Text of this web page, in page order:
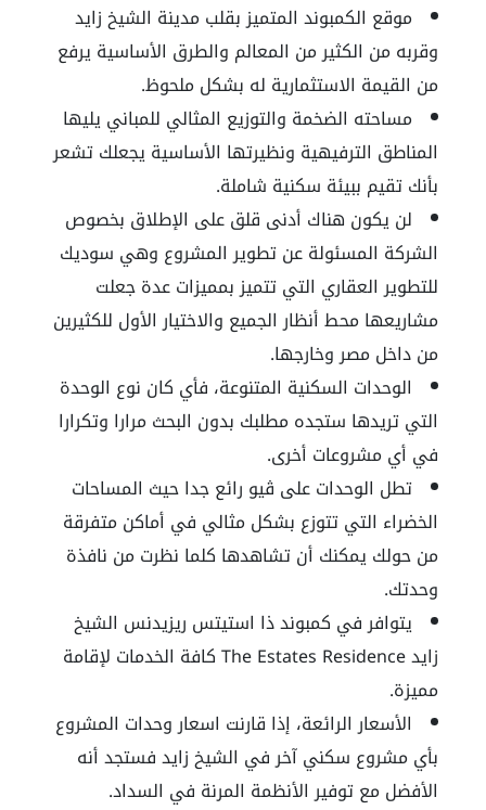
موقع الكمبوند المتميز بقلب مدينة الشيخ زايد
وقربه من الكثير من المعالم والطرق الأساسية يرفع
من القيمة الاستثمارية له بشكل ملحوظ.
مساحته الضخمة والتوزيع المثالي للمباني يليها
المناطق الترفيهية ونظيرتها الأساسية يجعلك تشعر
بأنك تقيم ببيئة سكنية شاملة.
لن يكون هناك أدنى قلق على الإطلاق بخصوص
الشركة المسئولة عن تطوير المشروع وهي سوديك
للتطوير العقاري التي تتميز بمميزات عدة جعلت
مشاريعها محط أنظار الجميع والاختيار الأول للكثيرين
من داخل مصر وخارجها.
الوحدات السكنية المتنوعة، فأي كان نوع الوحدة
التي تريدها ستجده مطلبك بدون البحث مرارا وتكرارا
في أي مشروعات أخرى.
تطل الوحدات على ڤيو رائع جدا حيث المساحات
الخضراء التي تتوزع بشكل مثالي في أماكن متفرقة
من حولك يمكنك أن تشاهدها كلما نظرت من نافذة
وحدتك.
يتوافر في كمبوند ذا استيتس ريزيدنس الشيخ
زايد The Estates Residence كافة الخدمات لإقامة
مميزة.
الأسعار الرائعة، إذا قارنت اسعار وحدات المشروع
بأي مشروع سكني آخر في الشيخ زايد فستجد أنه
الأفضل مع توفير الأنظمة المرنة في السداد.